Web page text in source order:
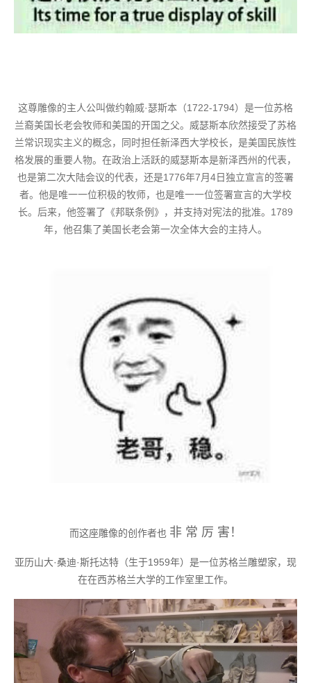
这尊雕像的主人公叫做约翰威·瑟斯本（1722-1794）是一位苏格
兰裔美国长老会牧师和美国的开国之父。威瑟斯本欣然接受了苏格
兰常识现实主义的概念，同时担任新泽西大学校长，是美国民族性
格发展的重要人物。在政治上活跃的威瑟斯本是新泽西州的代表，
也是第二次大陆会议的代表，还是1776年7月4日独立宣言的签署
者。他是唯一一位积极的牧师，也是唯一一位签署宣言的大学校
长。后来，他签署了《邦联条例》，并支持对宪法的批准。1789
年，他召集了美国长老会第一次全体大会的主持人。
而这座雕像的创作者也 非 常 厉 害！
亚历山大·桑迪·斯托达特（生于1959年）是一位苏格兰雕塑家，现
在在西苏格兰大学的工作室里工作。